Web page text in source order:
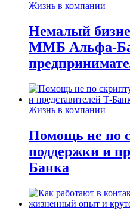
Жизнь в компании
Немалый
ММБ Альфа-
Жизнь в компании
Помощь не по
поддержки и
Банка